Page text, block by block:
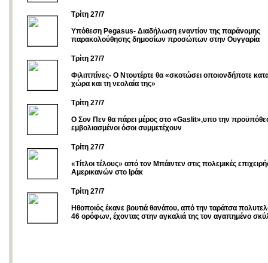
Tρίτη 27/7
Υπόθεση Pegasus- Διαδήλωση εναντίον της παράνομης
παρακολούθησης δημοσίων προσώπων στην Ουγγαρία
Τρίτη 27/7
Φιλιππίνες- Ο Ντουτέρτε θα «σκοτώσει οποιονδήποτε
χώρα και τη νεολαία της»
Τρίτη 27/7
Ο Σον Πεν θα πάρει μέρος στο «Gaslit»,υπο την
εμβολιασμένοι όσοι συμμετέχουν
Tρίτη 27/7
«Τίτλοι τέλους» από τον Μπάιντεν στις πολεμικές
Αμερικανών στο Ιράκ
Τρίτη 27/7
Ηθοποιός έκανε βουτιά θανάτου, από την ταράτσα
46 ορόφων, έχοντας στην αγκαλιά της τον αγαπημένο